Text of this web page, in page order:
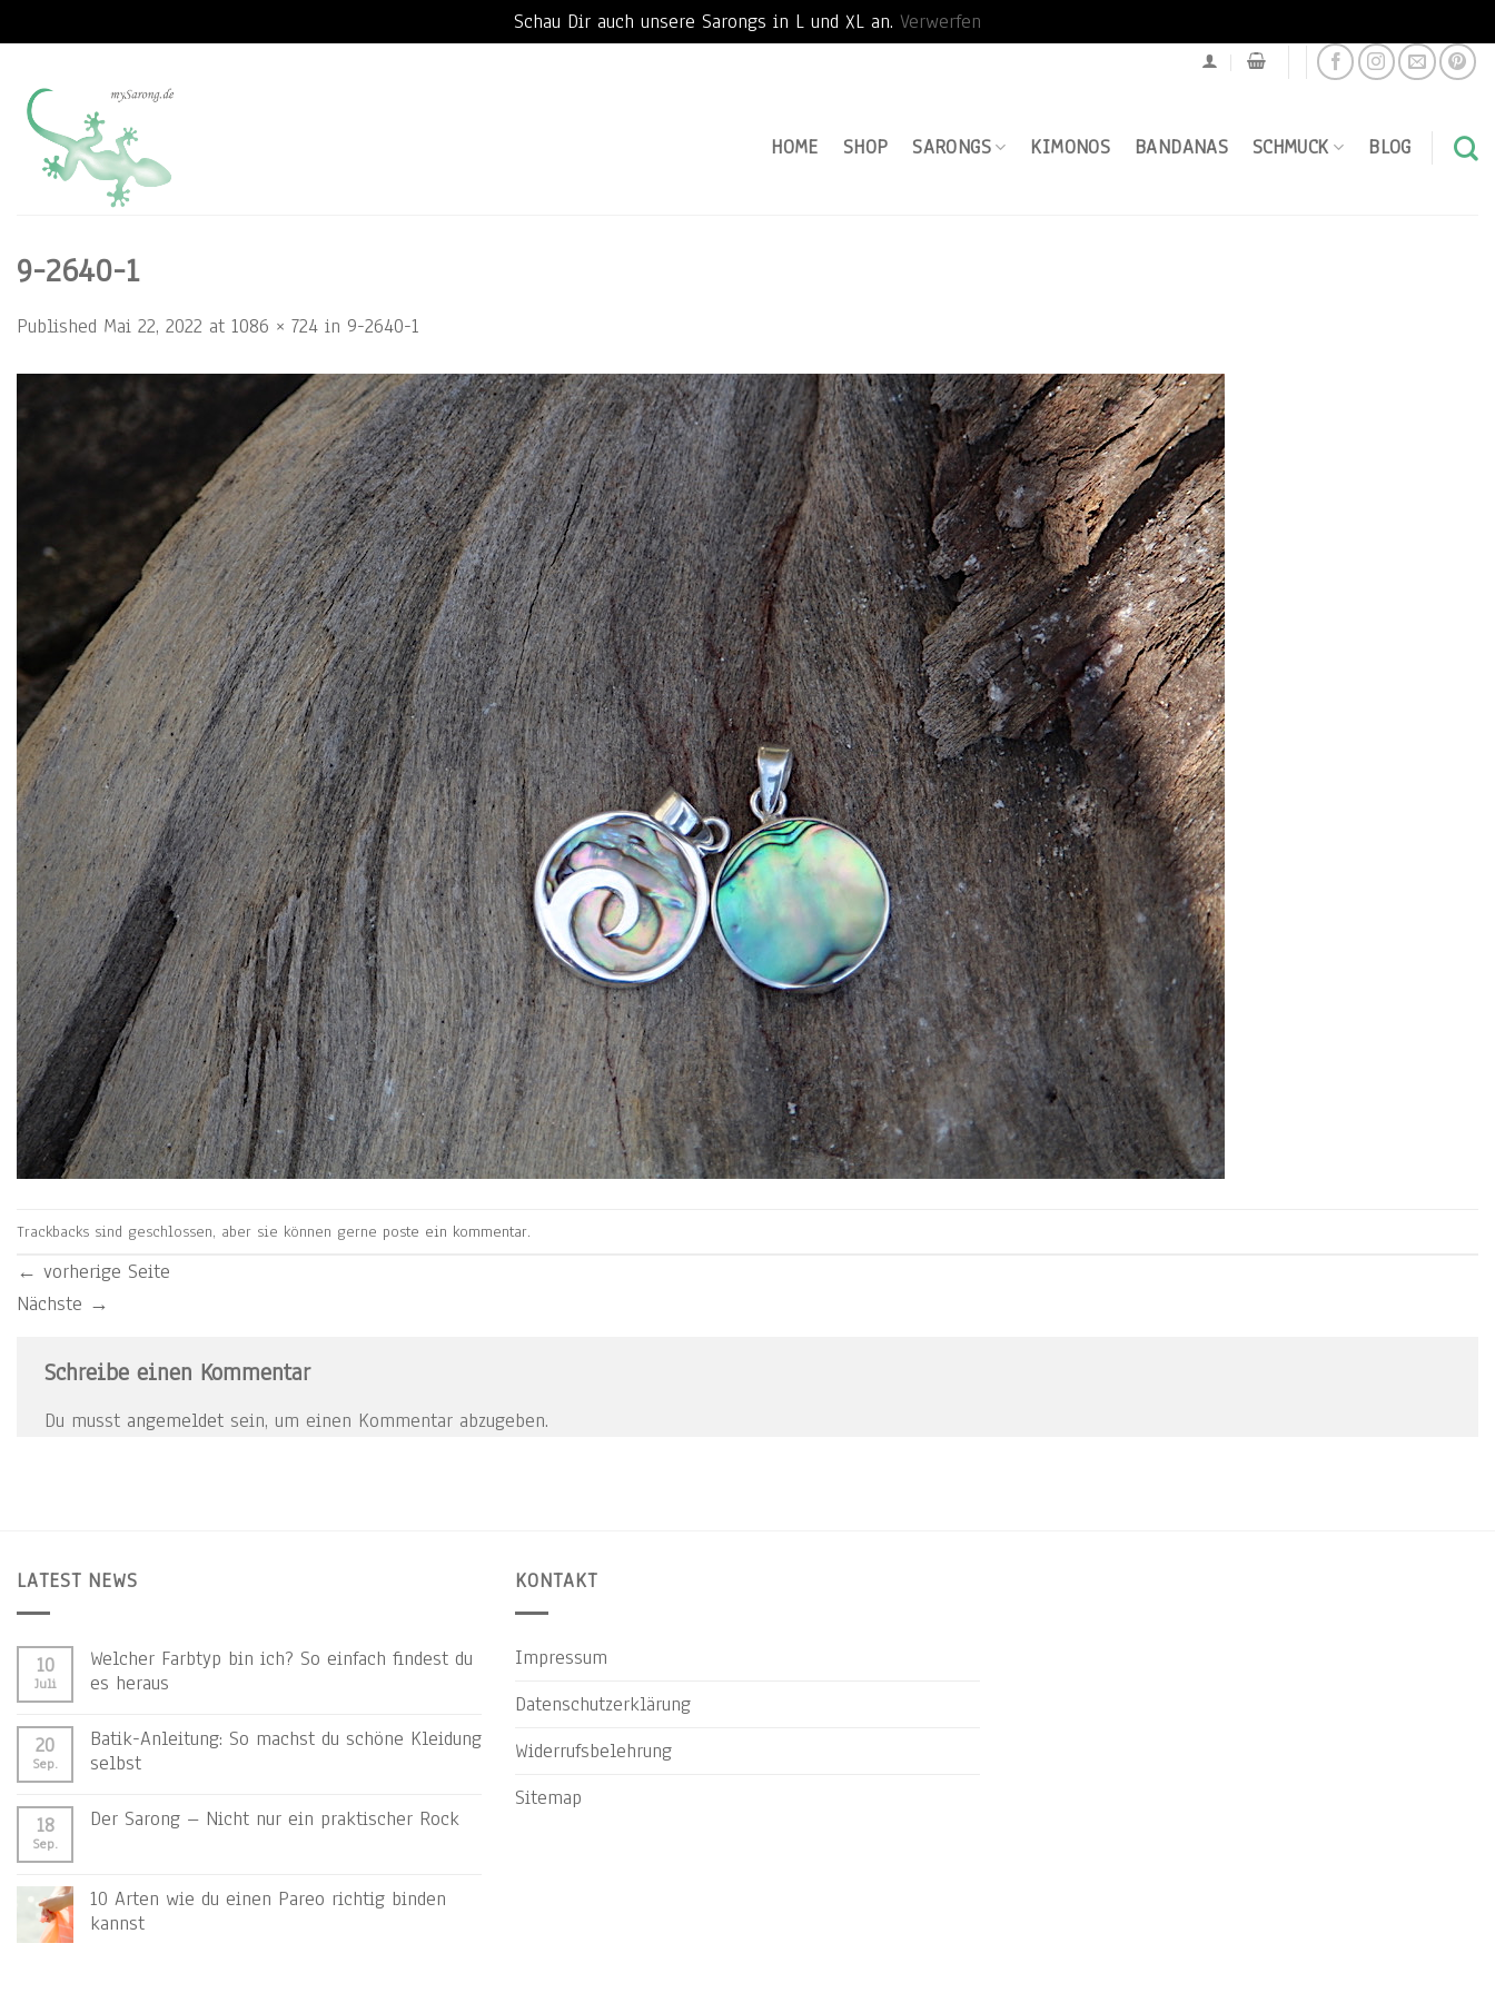
Schau Dir auch unsere Sarongs in L und XL an. Verwerfen
content
HOME
SHOP SARONGS KIMONOS BANDANAS SCHMUCK BLOG
9-2640-1
Published Mai 22, 2022 at 1086 × 724 in 9-2640-1
Trackbacks sind geschlossen, aber sie können gerne poste ein kommentar.
← vorherige Seite
Nächste →
Schreibe einen Kommentar
Du musst angemeldet sein, um einen Kommentar abzugeben.
LATEST NEWS
10
Juli
Welcher Farbtyp bin ich? So einfach findest du
es heraus
20
Sep.
Batik-Anleitung: So machst du schöne Kleidung
selbst
18
Sep.
Der Sarong – Nicht nur ein praktischer Rock
10 Arten wie du einen Pareo richtig binden
kannst
KONTAKT
Impressum
Datenschutzerklärung
Widerrufsbelehrung
Sitemap